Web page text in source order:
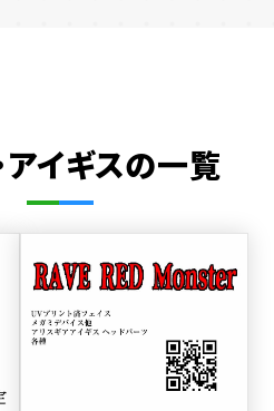
アイギスの一覧